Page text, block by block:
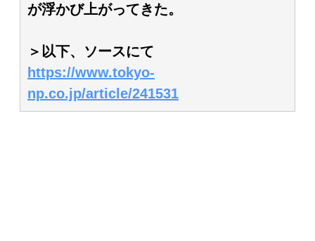
が浮かび上がってきた。
＞以下、ソースにて
https://www.tokyo-
np.co.jp/article/241531